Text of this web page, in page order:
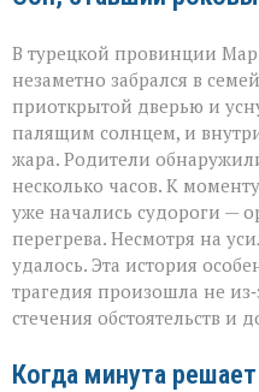
В турецкой провинции
незаметно забрался в
приоткрытой дверью и
палящим солнцем, и
жара. Родители
несколько часов. К
уже начались судороги —
перегрева. Несмотря на
удалось. Эта история
трагедия произошла не
стечения обстоятельств и
Когда минута